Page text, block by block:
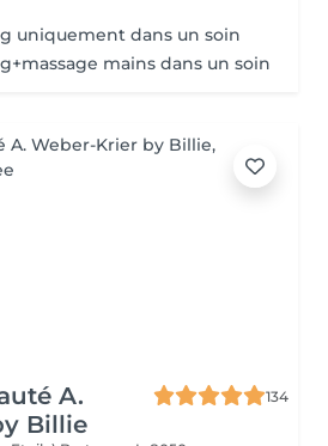
uniquement dans un soin
mains dans un soin
A.
Billie
134